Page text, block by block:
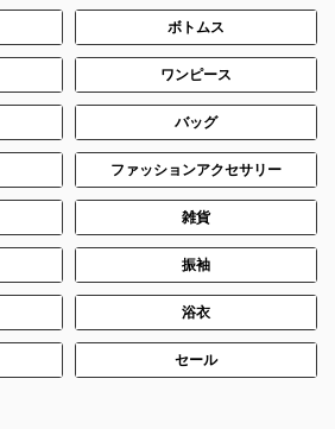
ボトムス
ワンピース
バッグ
ファッションアクセサリー
雑貨
振袖
浴衣
セール